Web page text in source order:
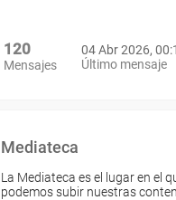
120
Mensajes
04 Abr 2026,
Último mensaje
Mediateca
La Mediateca es el lugar en el
podemos subir nuestras